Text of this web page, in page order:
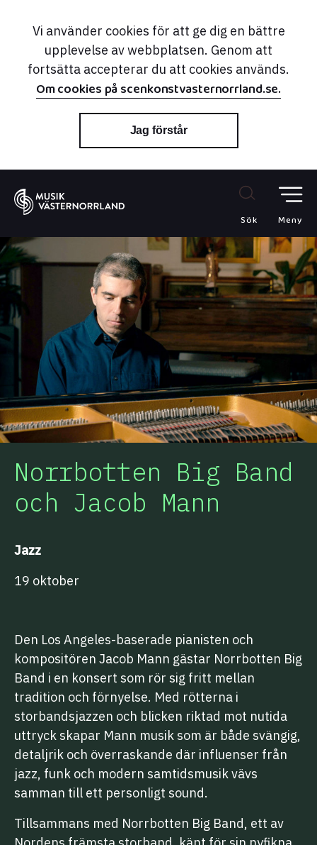
Vi använder cookies för att ge dig en bättre
upplevelse av webbplatsen. Genom att
fortsätta accepterar du att cookies används.
Om cookies på scenkonstvasternorrland.se.
Jag förstår
Sök Meny
Norrbotten Big Band
och Jacob Mann
Jazz
19 oktober
Den Los Angeles-baserade pianisten och
kompositören Jacob Mann gästar Norrbotten Big
Band i en konsert som rör sig fritt mellan
tradition och förnyelse. Med rötterna i
storbandsjazzen och blicken riktad mot nutida
uttryck skapar Mann musik som är både svängig,
detaljrik och överraskande där influenser från
jazz, funk och modern samtidsmusik vävs
samman till ett personligt sound.
Tillsammans med Norrbotten Big Band, ett av